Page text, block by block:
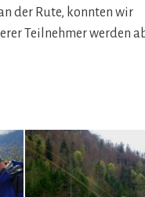
der Rute, konnten wir
Teilnehmer werden